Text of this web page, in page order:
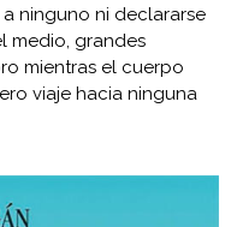
ninguno ni declararse
medio, grandes
mientras el cuerpo
viaje hacia ninguna